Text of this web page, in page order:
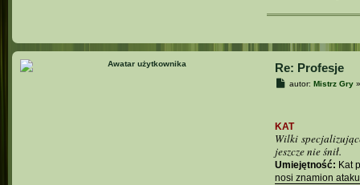
Re: Profesje
Pautor: Mistrz Gry
KAT
Wilki
jeszcze nie śnił.
Umiejętność: Kat
nosi znamion